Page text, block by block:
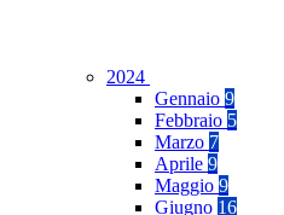
2024
Gennaio 9
Febbraio 5
Marzo 7
Aprile 9
Maggio 9
Giugno 16